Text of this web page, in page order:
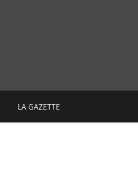
LA GAZETTE